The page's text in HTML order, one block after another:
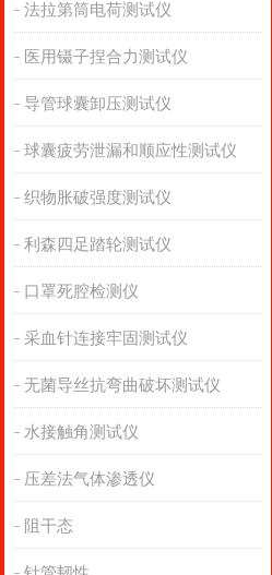
法拉第筒电荷测试仪
医用镊子捏合力测试仪
导管球囊卸压测试仪
球囊疲劳泄漏和顺应性测试仪
织物胀破强度测试仪
利森四足踏轮测试仪
口罩死腔检测仪
采血针连接牢固测试仪
无菌导丝抗弯曲破坏测试仪
水接触角测试仪
压差法气体渗透仪
阻干态